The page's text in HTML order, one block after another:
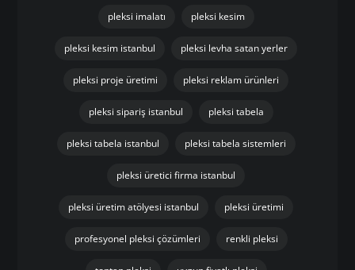
pleksi imalatı pleksi kesim
pleksi kesim istanbul pleksi levha satan yerler
pleksi proje üretimi pleksi reklam ürünleri
pleksi sipariş istanbul pleksi tabela
pleksi tabela istanbul pleksi tabela sistemleri
pleksi üretici firma istanbul
pleksi üretim atölyesi istanbul pleksi üretimi
profesyonel pleksi çözümleri renkli pleksi